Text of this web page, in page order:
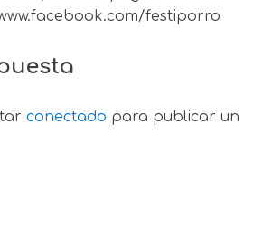
festiporro
conectado para publicar un